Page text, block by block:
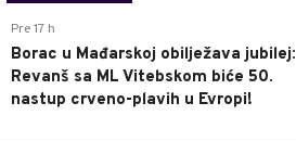
Pre 17 h
Borac u Mađarskoj obilježava jubilej:
Revanš sa ML Vitebskom biće 50.
nastup crveno-plavih u Evropi!